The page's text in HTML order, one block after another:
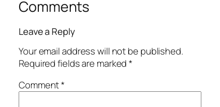
Comments
Leave a Reply
Your email address will not be published.
Required fields are marked*
Comment*